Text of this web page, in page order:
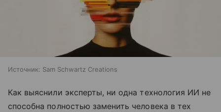
Источник: Sam Schwartz Creations
Как выяснили эксперты, ни одна технология ИИ не
способна полностью заменить человека в тех